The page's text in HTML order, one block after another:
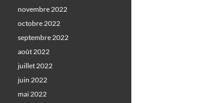
novembre 2022
octobre 2022
septembre 2022
août 2022
juillet 2022
juin 2022
mai 2022